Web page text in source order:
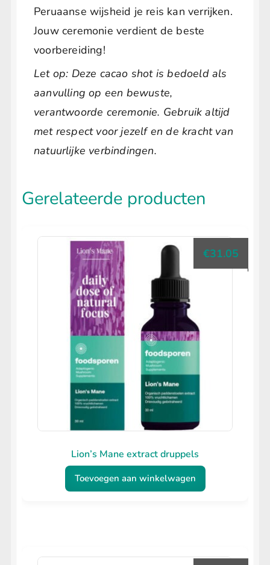
Peruaanse wijsheid je reis kan verrijken.
Jouw ceremonie verdient de beste
voorbereiding!
Let op: Deze cacao shot is bedoeld als
aanvulling op een bewuste,
verantwoorde ceremonie. Gebruik altijd
met respect voor jezelf en de kracht van
natuurlijke verbindingen.
Gerelateerde producten
Lion’s Mane extract druppels
€31.05
Toevoegen aan winkelwagen